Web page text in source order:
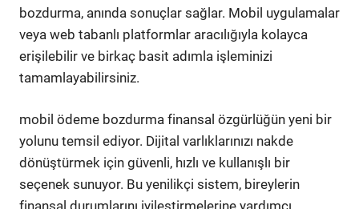
bozdurma, anında sonuçlar sağlar. Mobil uygulamalar
veya web tabanlı platformlar aracılığıyla kolayca
erişilebilir ve birkaç basit adımla işleminizi
tamamlayabilirsiniz.
mobil ödeme bozdurma finansal özgürlüğün yeni bir
yolunu temsil ediyor. Dijital varlıklarınızı nakde
dönüştürmek için güvenli, hızlı ve kullanışlı bir
seçenek sunuyor. Bu yenilikçi sistem, bireylerin
finansal durumlarını iyileştirmelerine yardımcı